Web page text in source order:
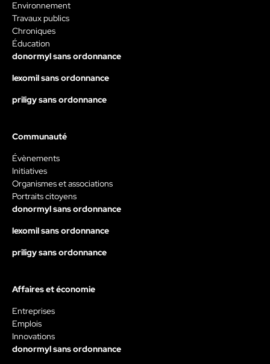
Environnement
Travaux publics
Chroniques
Éducation
donormyl sans ordonnance
lexomil sans ordonnance
priligy sans ordonnance
Communauté
Évènements
Initiatives
Organismes et associations
Portraits citoyens
donormyl sans ordonnance
lexomil sans ordonnance
priligy sans ordonnance
Affaires et économie
Entreprises
Emplois
Innovations
donormyl sans ordonnance